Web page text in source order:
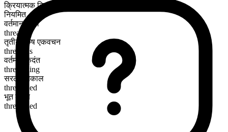
क्रियात्मक क्रिया
नियमित
वर्तमान काल
threaten
तृतीय पुरुष एकवचन
threatens
वर्तमान कृदंत
threatening
सरल भूतकाल
threatened
भूत कृदंत
threatened